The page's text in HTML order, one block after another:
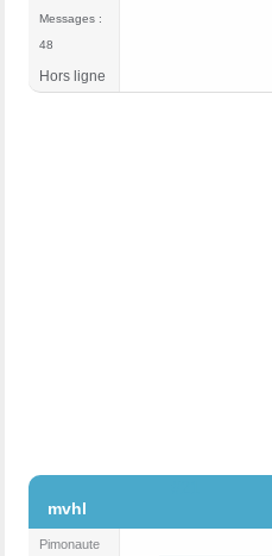
Messages :
48
Hors ligne
mvhl
Pimonaute